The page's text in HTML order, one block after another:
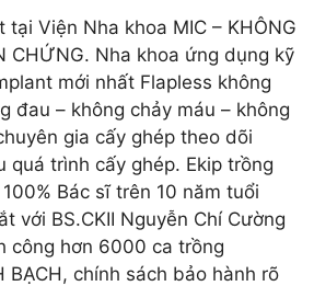
tại Viện Nha khoa MIC – KHÔNG
CHỨNG. Nha khoa ứng dụng kỹ
mới nhất Flapless không
đau – không chảy máu – không
gia cấy ghép theo dõi
quá trình cấy ghép. Ekip trồng
Bác sĩ trên 10 năm tuổi
với BS.CKII Nguyễn Chí Cường
công hơn 6000 ca trồng
BẠCH, chính sách bảo hành rõ